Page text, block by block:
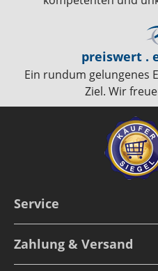
preiswert .
Ein rundum gelungenes
Ziel. Wir
Service
Zahlung & Versand